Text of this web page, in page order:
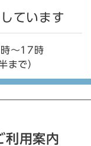
ています
〜17時
まで）
利用案内